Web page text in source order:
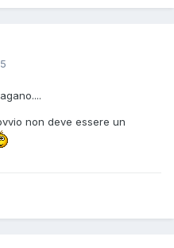
non deve essere un